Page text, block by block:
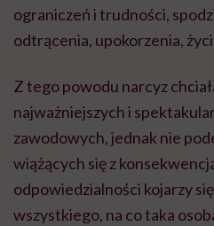
ograniczeń i trudności,
odtrącenia, upokorzenia,
Z tego powodu narcyz
najważniejszych i
zawodowych, jednak nie
wiążących się z
odpowiedzialności kojarzy
wszystkiego, na co taka